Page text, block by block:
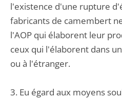
l'existence d'une rupture
fabricants de camembert
l'AOP qui élaborent leur
ceux qui l'élaborent dans
ou à l'étranger.
3. Eu égard aux moyens